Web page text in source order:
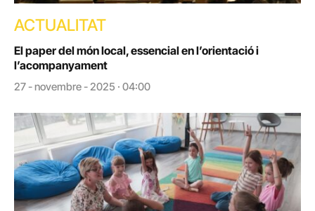
ACTUALITAT
El paper del món local, essencial en l’orientació i
l’acompanyament
27 - novembre - 2025 · 04:00